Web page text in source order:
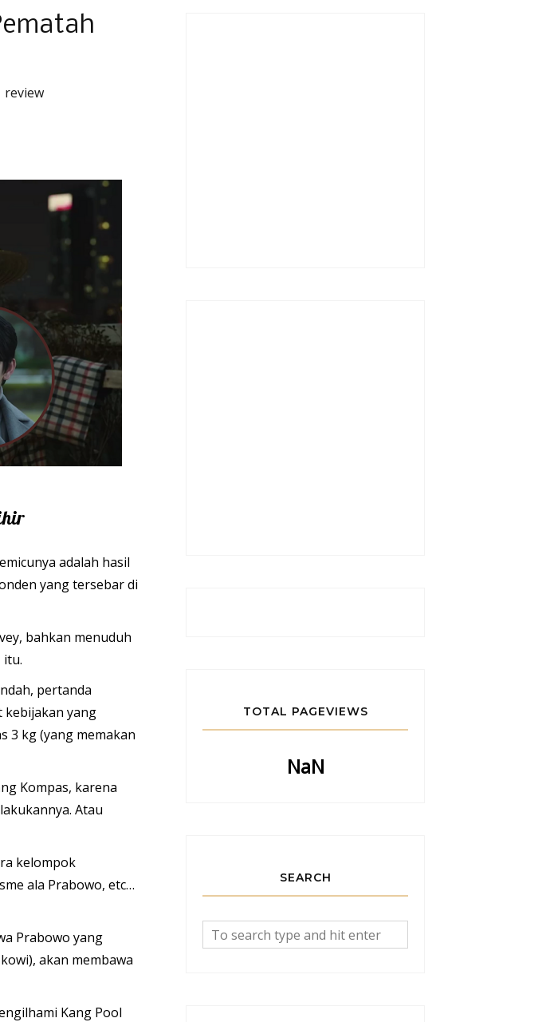
review
adalah hasil
yang tersebar di
bahkan menuduh
itu.
pertanda
kebijakan yang
3 kg (yang memakan
Kompas, karena
Atau
kelompok
ala Prabowo, etc…
Prabowo yang
akan membawa
Kang Pool
TOTAL PAGEVIEWS
NaN
SEARCH